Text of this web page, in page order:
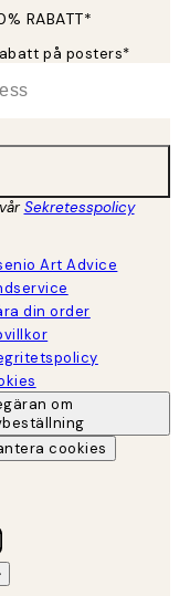
RABATT*
på posters*
Sekretesspolicy
Art Advice
din order
om
cookies